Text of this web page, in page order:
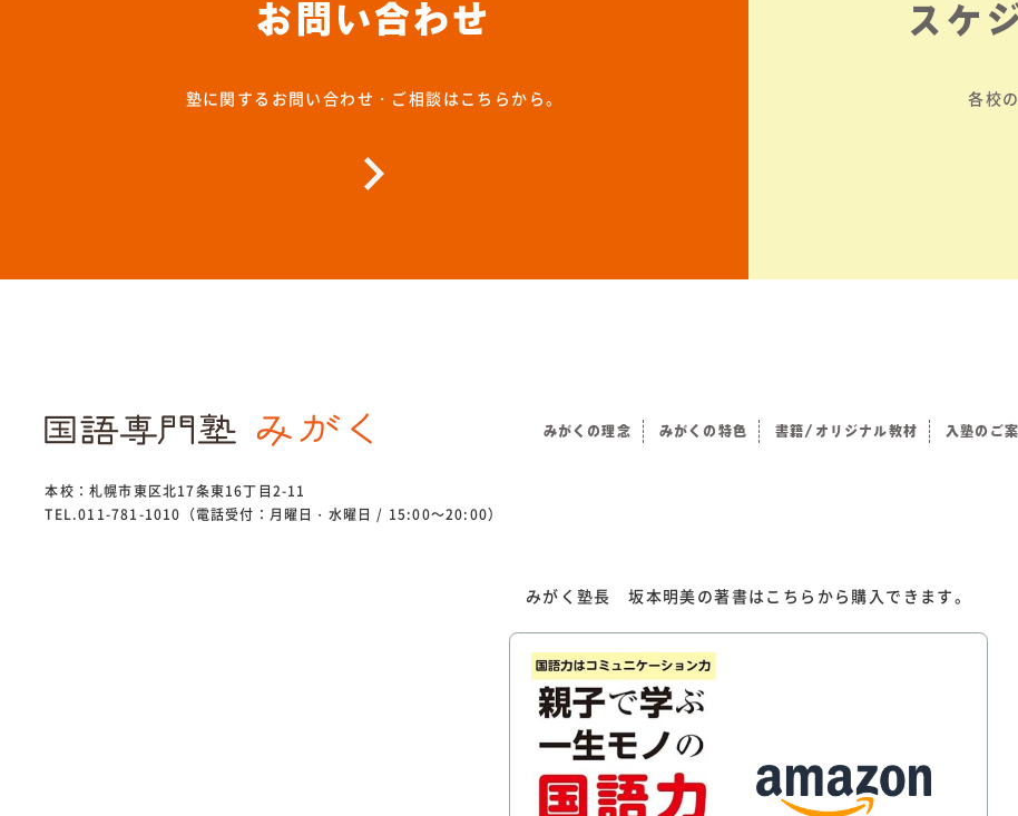
お問い合わせ
塾に関するお問い合わせ・ご相談はこちらから。
スケ
各校
本校：札幌市東区北17条東16丁目2-11
TEL.011-781-1010（電話受付：月曜日・水曜日 / 15:00～20:00）
みがくの理念 みがくの特色 書籍/オリジナル教材 入塾のご
みがく塾長 坂本明美の著書はこちらから購入できます。